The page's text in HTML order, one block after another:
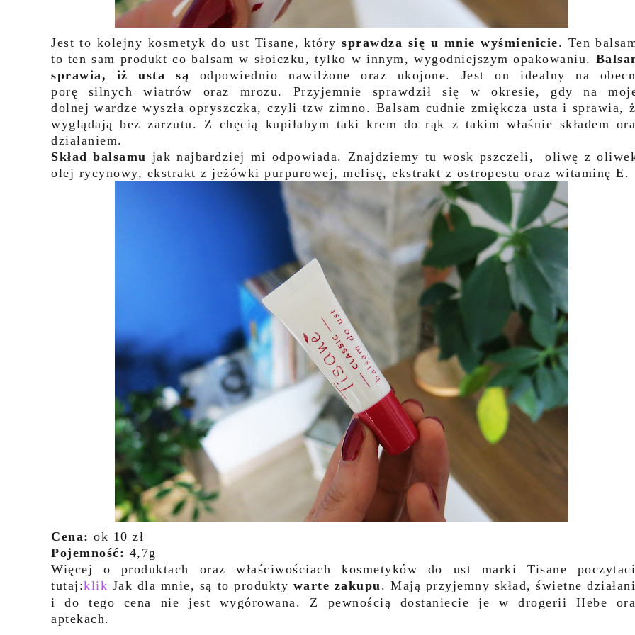
Jest to kolejny kosmetyk do ust Tisane, którysprawdza się u mnie wyśmienicie. Ten
to ten sam produkt co balsam w słoiczku, tylko w innym, wygodniejszym opakowaniu.
sprawia, iż usta są odpowiednio nawilżone oraz ukojone. Jest on idealny na
porę silnych wiatrów oraz mrozu. Przyjemnie sprawdził się w okresie, gdy na
dolnej wardze wyszła opryszczka, czyli tzw zimno. Balsam cudnie zmiękcza usta i sprawia,
wyglądają bez zarzutu. Z chęcią kupiłabym taki krem do rąk z takim właśnie składem
działaniem.
Skład balsamu jak najbardziej mi odpowiada. Znajdziemy tu wosk pszczeli, oliwę z
olej rycynowy, ekstrakt z jeżówki purpurowej, melisę, ekstrakt z ostropestu oraz witaminę E.
Cena: ok 10 zł
Pojemność: 4,7g
Więcej o produktach oraz właściwościach kosmetyków do ust markiTisane
tutaj:klik Jak dla mnie, są to produkty warte zakupu. Mają przyjemny skład, świetne
i do tego cena nie jest wygórowana. Z pewnością dostaniecie je w drogerii Hebe
aptekach.